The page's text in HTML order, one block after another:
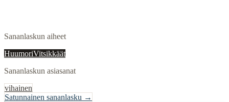
Sananlaskun aiheet
HuumoriVitsikkäät
Sananlaskun asiasanat
vihainen
Satunnainen sananlasku →